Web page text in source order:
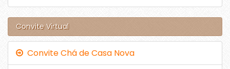
Convite Virtual
Convite Chá de Casa Nova